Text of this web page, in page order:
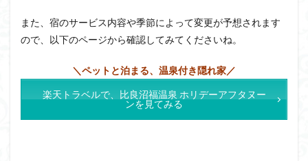
また、宿のサービス内容や季節によって変更が予想されます
ので、以下のページから確認してみてくださいね。
＼ペットと泊まる、温泉付き隠れ家／
楽天トラベルで、比良沼福温泉 ホリデーアフタヌー
ンを見てみる